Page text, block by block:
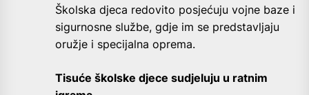
Školska djeca redovito posjećuju vojne baze i
sigurnosne službe, gdje im se predstavljaju
oružje i specijalna oprema.
Tisuće školske djece sudjeluju u ratnim